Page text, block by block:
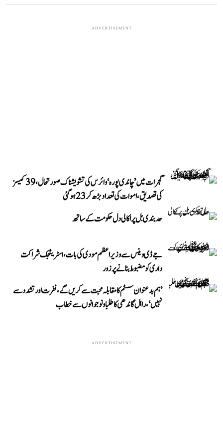
ADVERTISEMENT
گجرات میں ’چاندی پورہ‘ وائرس کی تشویشناک صورتحال، 39 کیسز
کی تصدیق، اموات کی تعداد بڑھ کر 23 ہوگئی
حد بندی بل پر اکالی دل حکومت کے ساتھ
جے ڈی وینس سے وزیر اعظم مودی کی بات، اسٹریٹجک شراکت
داری کو مضبوط بنانے پر زور
’ہم بدعنوان سسٹم کا مقابلہ محبت سے کریں گے، نفرت اور تشدد سے
نہیں‘، راہل گاندھی کا طلبا و نوجوانوں سے خطاب
ADVERTISEMENT